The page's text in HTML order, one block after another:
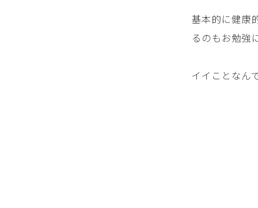
基本的に健康
るのもお勉強
イイことなん